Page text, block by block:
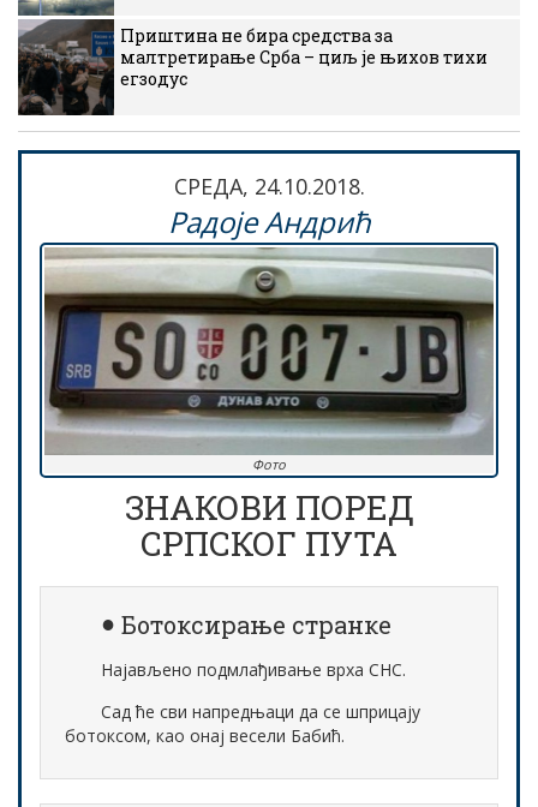
Приштина не бира средства за
малтретирање Срба – циљ је њихов тихи
егзодус
CРЕДА, 24.10.2018.
Радоје Андрић
Фото
ЗНАКОВИ ПОРЕД
СРПСКОГ ПУТА
Ботоксирање странке
Најављено подмлађивање врха СНС.
Сад ће сви напредњаци да се шприцају
ботоксом, као онај весели Бабић.